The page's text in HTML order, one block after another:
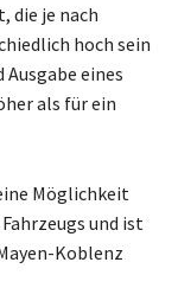
die je nach
hoch sein
eines
als für ein
Möglichkeit
und ist
Koblenz